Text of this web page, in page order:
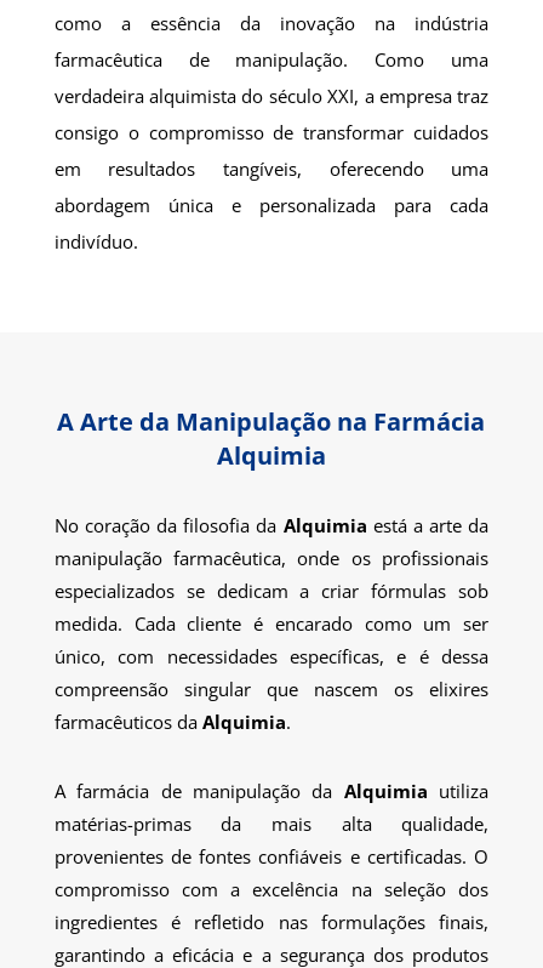
como a essência da inovação na indústria
farmacêutica de manipulação. Como uma
verdadeira alquimista do século XXI, a empresa traz
consigo o compromisso de transformar cuidados
em resultados tangíveis, oferecendo uma
abordagem única e personalizada para cada
indivíduo.
A Arte da Manipulação na Farmácia
Alquimia
No coração da filosofia da Alquimia está a arte da
manipulação farmacêutica, onde os profissionais
especializados se dedicam a criar fórmulas sob
medida. Cada cliente é encarado como um ser
único, com necessidades específicas, e é dessa
compreensão singular que nascem os elixires
farmacêuticos da Alquimia.
A farmácia de manipulação da Alquimia utiliza
matérias-primas da mais alta qualidade,
provenientes de fontes confiáveis e certificadas. O
compromisso com a excelência na seleção dos
ingredientes é refletido nas formulações finais,
garantindo a eficácia e a segurança dos produtos